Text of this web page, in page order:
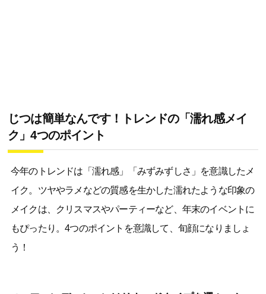
じつは簡単なんです！トレンドの「濡れ感メイ
ク」4つのポイント
今年のトレンドは「濡れ感」「みずみずしさ」を意識したメ
イク。ツヤやラメなどの質感を生かした濡れたような印象の
メイクは、クリスマスやパーティーなど、年末のイベントに
もぴったり。4つのポイントを意識して、旬顔になりましょ
う！